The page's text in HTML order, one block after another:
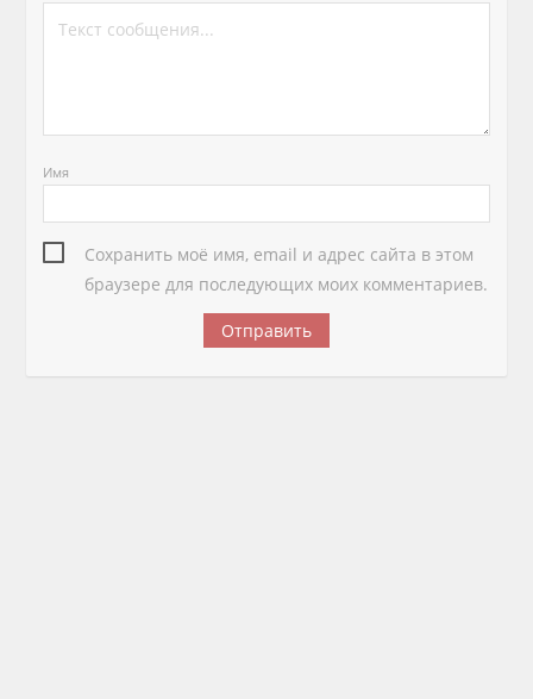
Имя
Сохранить моё имя, email и адрес сайта в этом
браузере для последующих моих комментариев.